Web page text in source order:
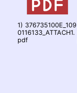
1) 376735100E_109
0116133_ATTACH1.
pdf